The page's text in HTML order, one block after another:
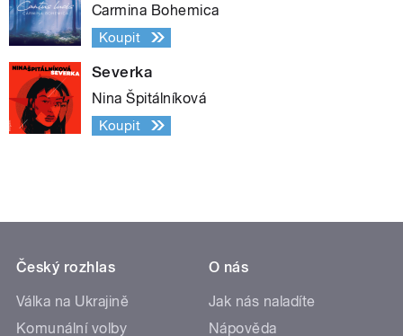
Carmina Bohemica
Koupit
Severka
Nina Špitálníková
Koupit
Český rozhlas
Válka na Ukrajině
Komunální volby
O nás
Jak nás naladíte
Nápověda